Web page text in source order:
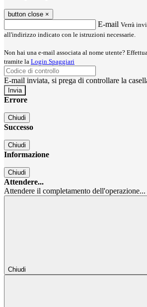
button close ×
E-mail Verrà
all'indirizzo indicato con le istruzioni necessarie.
Non hai una e-mail associata al nome utente?
tramite la Login Spaggiari
E-mail inviata, si prega di controllare la
Errore
Chiudi
Successo
Chiudi
Informazione
Chiudi
Attendere...
Attendere il completamento dell'operazione...
Chiudi